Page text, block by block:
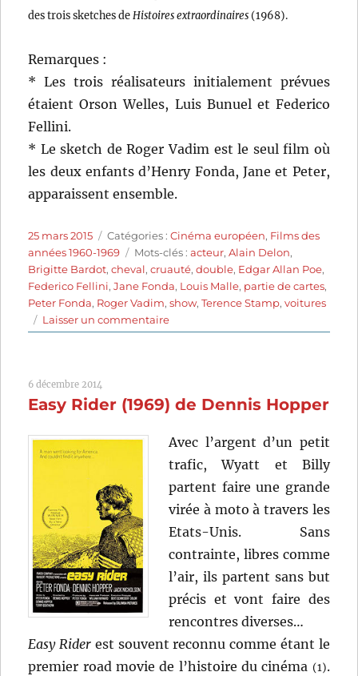
des trois sketches de Histoires extraordinaires(1968).
Remarques :
* Les trois réalisateurs initialement prévues
étaient Orson Welles, Luis Bunuel et Federico
Fellini.
* Le sketch de Roger Vadim est le seul film où
les deux enfants d’Henry Fonda, Jane et Peter,
apparaissent ensemble.
Publié
le
25 mars 2015 Catégories
Catégories :Cinéma européen, Films des
années 1960-1969
Étiquettes
Mots-clés :acteur,Alain Delon,
Brigitte Bardot,cheval,cruauté,double, Edgar Allan Poe,
Federico Fellini,Jane Fonda, Louis Malle, partie de cartes,
Peter Fonda, Roger Vadim,show,Terence Stamp,voitures
Laisser un commentairesur
Histoires
Federico
Louis
et
Roger
Vadim
6 décembre 2014
Easy Rider (1969) de Dennis Hopper
Avec l’argent d’un petit
trafic, Wyatt et Billy
partent faire une grande
virée à moto à travers les
Etats-Unis. Sans
contrainte, libres comme
l’air, ils partent sans but
précis et vont faire des
rencontres diverses…
Easy Rider est souvent reconnu comme étant le
premier road movie de l’histoire du cinéma (1).